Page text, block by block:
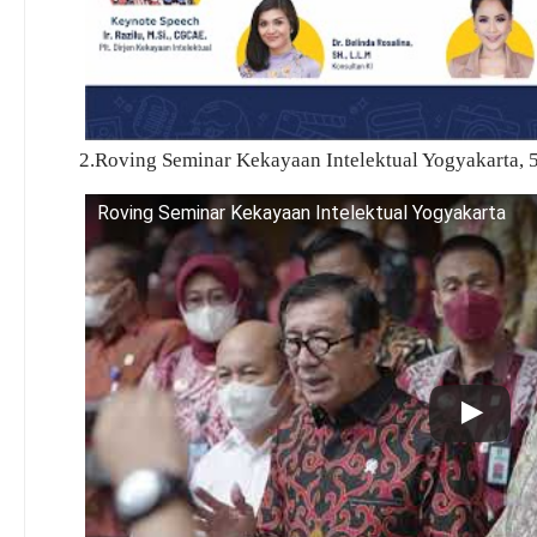
2.Roving Seminar Kekayaan Intelektual Yogyakarta,
Roving Seminar Kekayaan Intelektual Yogyakarta